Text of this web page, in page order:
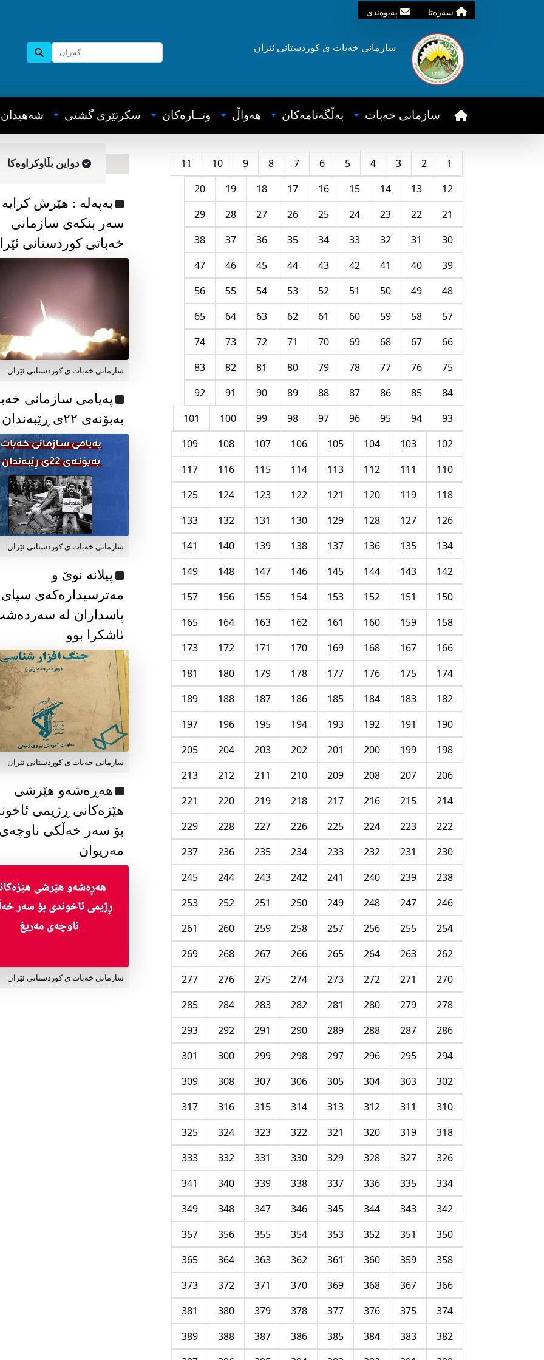
سه‌ره‌تا په‌یوه‌ندی
سازمانی خه‌بات ی کوردستانی ئێران
سازمانی خه‌بات به‌ڵگه‌نامه‌کان هه‌واڵ وتــاره‌کان سکرتێری گشتی شه‌هیدان
1
2
3
4
5
6
7
8
9
10
11
12
13
14
15
16
17
18
19
20
21
22
23
24
25
26
27
28
29
30
31
32
33
34
35
36
37
38
39
40
41
42
43
44
45
46
47
48
49
50
51
52
53
54
55
56
57
58
59
60
61
62
63
64
65
66
67
68
69
70
71
72
73
74
75
76
77
78
79
80
81
82
83
84
85
86
87
88
89
90
91
92
93
94
95
96
97
98
99
100
101
102
103
104
105
106
107
108
109
110
111
112
113
114
115
116
117
118
119
120
121
122
123
124
125
126
127
128
129
130
131
132
133
134
135
136
137
138
139
140
141
142
143
144
145
146
147
148
149
150
151
152
153
154
155
156
157
158
159
160
161
162
163
164
165
166
167
168
169
170
171
172
173
174
175
176
177
178
179
180
181
182
183
184
185
186
187
188
189
190
191
192
193
194
195
196
197
198
199
200
201
202
203
204
205
206
207
208
209
210
211
212
213
214
215
216
217
218
219
220
221
222
223
224
225
226
227
228
229
230
231
232
233
234
235
236
237
238
239
240
241
242
243
244
245
246
247
248
249
250
251
252
253
254
255
256
257
258
259
260
261
262
263
264
265
266
267
268
269
270
271
272
273
274
275
276
277
278
279
280
281
282
283
284
285
286
287
288
289
290
291
292
293
294
295
296
297
298
299
300
301
302
303
304
305
306
307
308
309
310
311
312
313
314
315
316
317
318
319
320
321
322
323
324
325
326
327
328
329
330
331
332
333
334
335
336
337
338
339
340
341
342
343
344
345
346
347
348
349
350
351
352
353
354
355
356
357
358
359
360
361
362
363
364
365
366
367
368
369
370
371
372
373
374
375
376
377
378
379
380
381
382
383
384
385
386
387
388
389
دواین بڵاوکراوه‌کا
به‌په‌له‌ : هێرش کرایە
سەر بنکەی سازمانی
خەباتی کوردستانی
سازمانی خەبات ی کوردستانی ئێران
پەیامی سازمانی
بەبۆنەی ۲۲ی ڕێبەندان
سازمانی خەبات ی كوردستانی ئێران
پیلانە نوێ و
مەترسیدارەکەی سپای
پاسداران لە
ئاشکرا بوو
سازمانی خەبات ی كوردستانی ئێران
هەڕەشەو هێرشی
هێزەکانی ڕژیمی
بۆ سەر خەڵکی
مەریوان
سازمانی خەبات ی کوردستانی ئێران